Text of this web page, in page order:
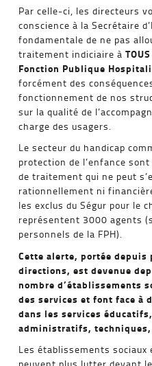
Par celle-ci, les directeurs
conscience à la Secrétaire
fondamentale de ne pas
traitement indiciaire à
Fonction Publique
forcément des
fonctionnement de nos
sur la qualité de
charge des usagers.
Le secteur du handicap
protection de l’enfance
de traitement qui ne peut
rationnellement ni
les exclus du Ségur pour le
représentent 3000 agents
personnels de la FPH).
Cette alerte, portée depuis
directions, est devenue
nombre d’établissements
des services et font face à
dans les services
administratifs, techniques,
Les établissements sociaux